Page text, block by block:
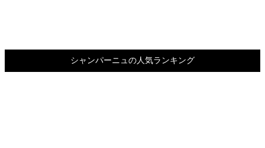
シャンパーニュの人気ランキング